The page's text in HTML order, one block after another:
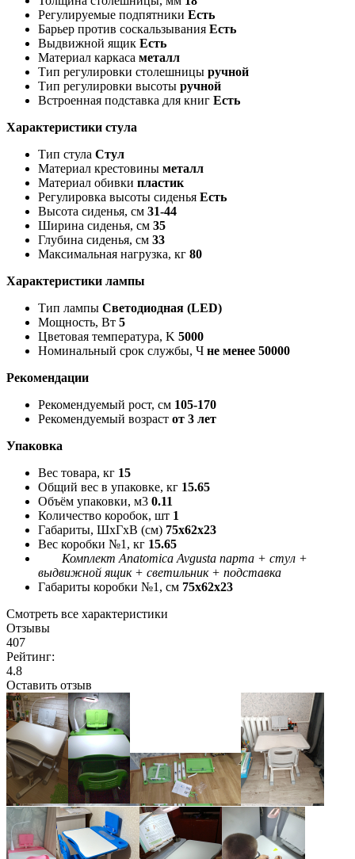
Регулируемые подпятники Есть
Барьер против соскальзывания Есть
Выдвижной ящик Есть
Материал каркаса металл
Тип регулировки столешницы ручной
Тип регулировки высоты ручной
Встроенная подставка для книг Есть
Характеристики стула
Тип стула Стул
Материал крестовины металл
Материал обивки пластик
Регулировка высоты сиденья Есть
Высота сиденья, см 31-44
Ширина сиденья, см 35
Глубина сиденья, см 33
Максимальная нагрузка, кг 80
Характеристики лампы
Тип лампы Светодиодная (LED)
Мощность, Вт 5
Цветовая температура, K 5000
Номинальный срок службы, Ч не менее 50000
Рекомендации
Рекомендуемый рост, см 105-170
Рекомендуемый возраст от 3 лет
Упаковка
Вес товара, кг 15
Общий вес в упаковке, кг 15.65
Объём упаковки, м3 0.11
Количество коробок, шт 1
Габариты, ШxГxВ (см) 75x62x23
Вес коробки №1, кг 15.65
Комплект Anatomica Avgusta парта + стул +
выдвижной ящик + светильник + подставка
Габариты коробки №1, см 75x62x23
Смотреть все характеристики
Отзывы
407
Рейтинг:
4.8
Оставить отзыв